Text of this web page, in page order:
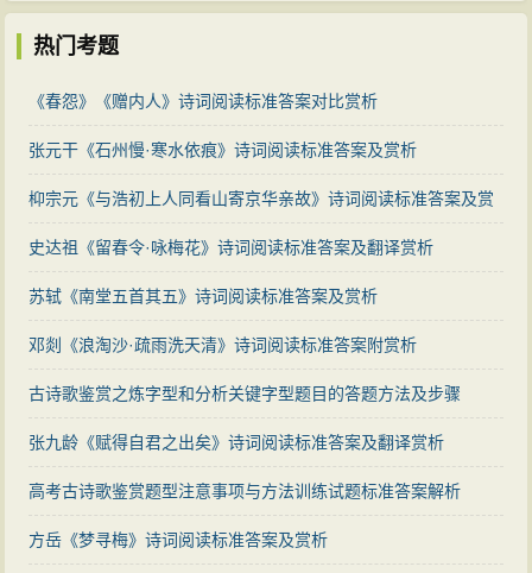
热门考题
《春怨》《赠内人》诗词阅读标准答案对比赏析
张元干《石州慢·寒水依痕》诗词阅读标准答案及赏析
枊宗元《与浩初上人同看山寄京华亲故》诗词阅读标准答案及赏
析
史达祖《留春令·咏梅花》诗词阅读标准答案及翻译赏析
苏轼《南堂五首其五》诗词阅读标准答案及赏析
邓剡《浪淘沙·疏雨洗天清》诗词阅读标准答案附赏析
古诗歌鉴赏之炼字型和分析关键字型题目的答题方法及步骤
张九龄《赋得自君之出矣》诗词阅读标准答案及翻译赏析
高考古诗歌鉴赏题型注意事项与方法训练试题标准答案解析
方岳《梦寻梅》诗词阅读标准答案及赏析